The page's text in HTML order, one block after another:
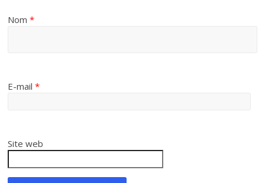
Nom*
E-mail*
Site web